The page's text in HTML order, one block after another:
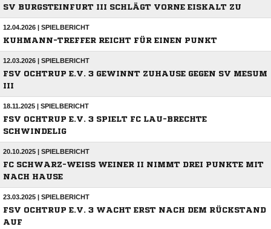
SV BURGSTEINFURT III SCHLÄGT VORNE EISKALT ZU
12.04.2026 | SPIELBERICHT
KUHMANN-TREFFER REICHT FÜR EINEN PUNKT
12.03.2026 | SPIELBERICHT
FSV OCHTRUP E.V. 3 GEWINNT ZUHAUSE GEGEN SV MESUM
III
18.11.2025 | SPIELBERICHT
FSV OCHTRUP E.V. 3 SPIELT FC LAU-BRECHTE
SCHWINDELIG
20.10.2025 | SPIELBERICHT
FC SCHWARZ-WEISS WEINER II NIMMT DREI PUNKTE MIT N
ACH HAUSE
23.03.2025 | SPIELBERICHT
FSV OCHTRUP E.V. 3 WACHT ERST NACH DEM RÜCKSTAND
AUF